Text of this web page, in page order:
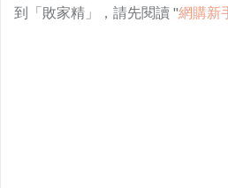
到「敗家精」，請先閱讀 "網購新